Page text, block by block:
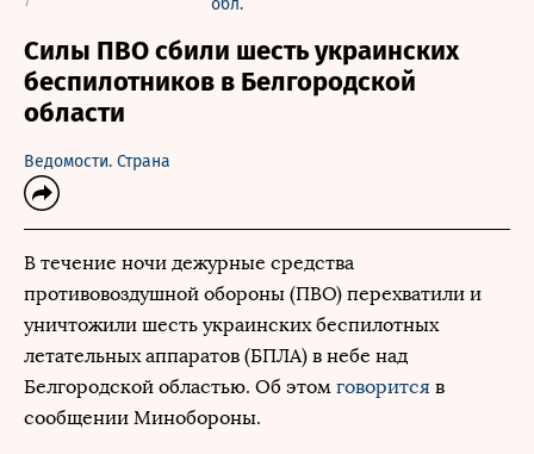
обл.
Силы ПВО сбили шесть украинских
беспилотников в Белгородской
области
Ведомости. Страна
В течение ночи дежурные средства
противовоздушной обороны (ПВО) перехватили и
уничтожили шесть украинских беспилотных
летательных аппаратов (БПЛА) в небе над
Белгородской областью. Об этом говорится в
сообщении Минобороны.